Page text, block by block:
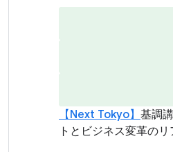
【Next Tokyo】 基調
トとビジネス変革の